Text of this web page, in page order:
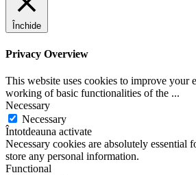
Închide
Privacy Overview
This website uses cookies to improve your
working of basic functionalities of the ...
Necessary
Necessary
Întotdeauna activate
Necessary cookies are absolutely
store any personal information.
Functional